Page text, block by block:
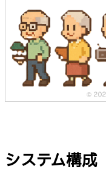
システム構成